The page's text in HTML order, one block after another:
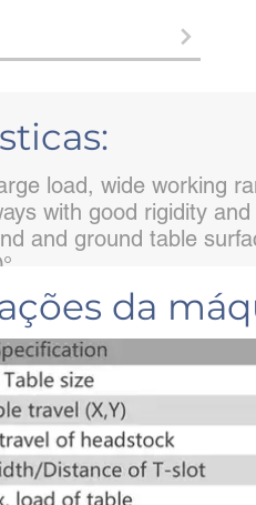
load, wide working
with good rigidity and
and ground table
da